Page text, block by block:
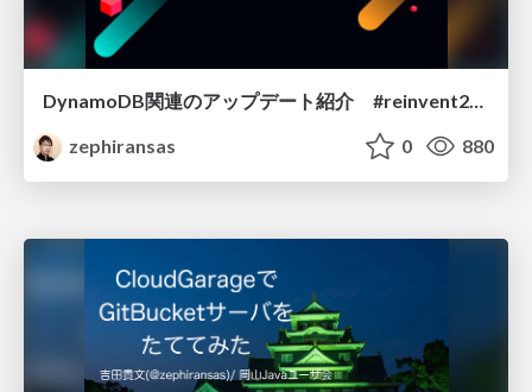
DynamoDB関連のアップデート紹介 #reinvent2018
zephiransas
0 880